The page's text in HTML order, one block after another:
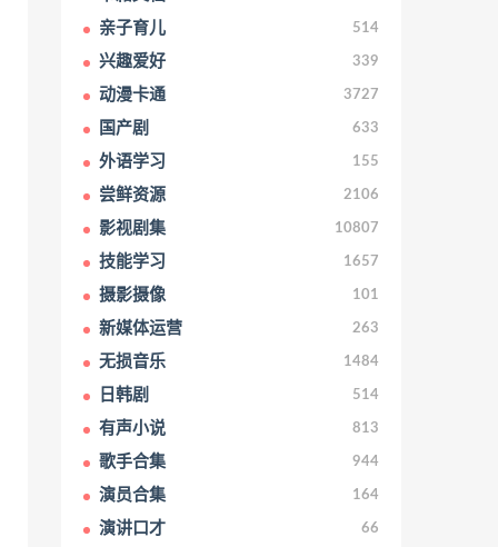
亲子育儿 514
兴趣爱好 339
动漫卡通 3727
国产剧 633
外语学习 155
尝鲜资源 2106
影视剧集 10807
技能学习 1657
摄影摄像 101
新媒体运营 263
无损音乐 1484
日韩剧 514
有声小说 813
歌手合集 944
演员合集 164
演讲口才 66